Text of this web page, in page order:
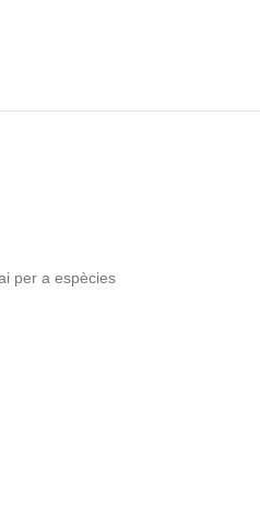
per a espècies